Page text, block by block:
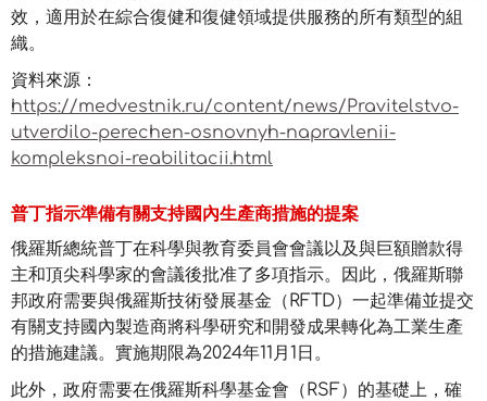
效，適用於在綜合復健和復健領域提供服務的所有類型的組
織。
資料來源：
https://medvestnik.ru/content/news/Pravitelstvo-
utverdilo-perechen-osnovnyh-napravlenii-
kompleksnoi-reabilitacii.html
普丁指示準備有關支持國內生產商措施的提案
俄羅斯總統普丁在科學與教育委員會會議以及與巨額贈款得
主和頂尖科學家的會議後批准了多項指示。因此，俄羅斯聯
邦政府需要與俄羅斯技術發展基金（RFTD）一起準備並提交
有關支持國內製造商將科學研究和開發成果轉化為工業生產
的措施建議。實施期限為2024年11月1日。
此外，政府需要在俄羅斯科學基金會（RSF）的基礎上，確